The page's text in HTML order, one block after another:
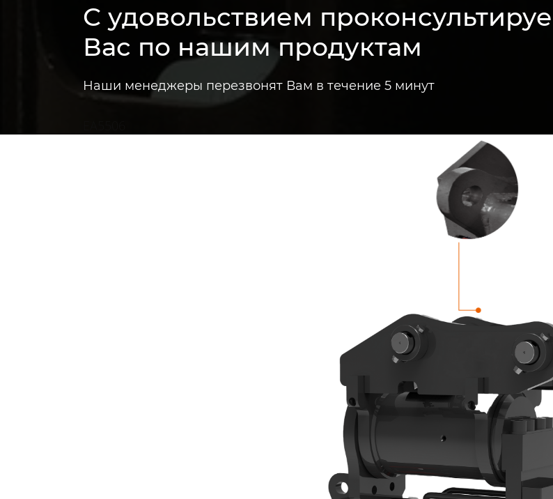
С удовольствием
Вас по нашим продуктам
Наши менеджеры перезвонят Вам в течение 5 минут